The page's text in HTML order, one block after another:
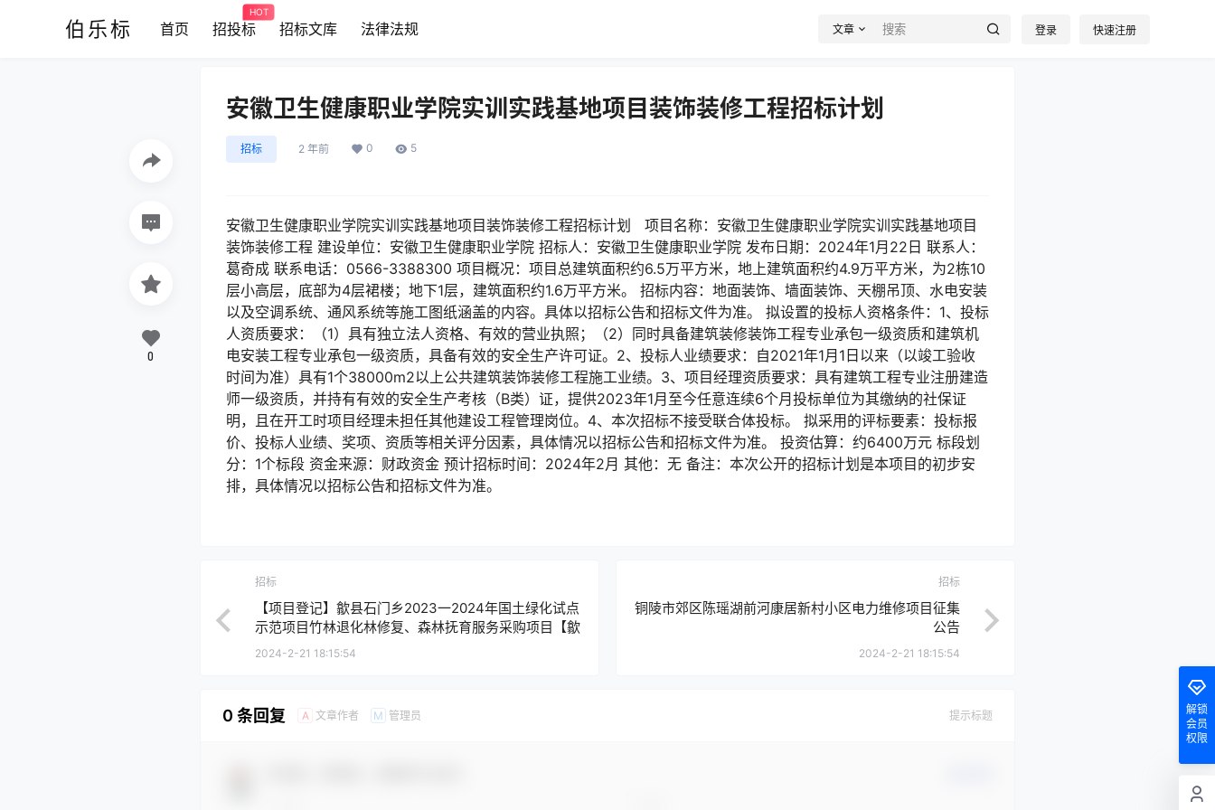
伯乐标 首页 招投标
HOT
招标文库 法律法规 文章 登录 快速注册
安徽卫生健康职业学院实训实践基地项目装饰装修工程招标计划
招标 2 年前 0 5
安徽卫生健康职业学院实训实践基地项目装饰装修工程招标计划 项目名称：安徽卫生健康职业学院实训实践基地项目
装饰装修工程 建设单位：安徽卫生健康职业学院 招标人：安徽卫生健康职业学院 发布日期：2024年1月22日 联系人：
葛奇成 联系电话：0566-3388300 项目概况：项目总建筑面积约6.5万平方米，地上建筑面积约4.9万平方米，为2栋10
层小高层，底部为4层裙楼；地下1层，建筑面积约1.6万平方米。 招标内容：地面装饰、墙面装饰、天棚吊顶、水电安装
以及空调系统、通风系统等施工图纸涵盖的内容。具体以招标公告和招标文件为准。 拟设置的投标人资格条件：1、投标
人资质要求：（1）具有独立法人资格、有效的营业执照；（2）同时具备建筑装修装饰工程专业承包一级资质和建筑机
电安装工程专业承包一级资质，具备有效的安全生产许可证。2、投标人业绩要求：自2021年1月1日以来（以竣工验收
时间为准）具有1个38000m2以上公共建筑装饰装修工程施工业绩。3、项目经理资质要求：具有建筑工程专业注册建造
师一级资质，并持有有效的安全生产考核（B类）证，提供2023年1月至今任意连续6个月投标单位为其缴纳的社保证
明，且在开工时项目经理未担任其他建设工程管理岗位。4、本次招标不接受联合体投标。 拟采用的评标要素：投标报
价、投标人业绩、奖项、资质等相关评分因素，具体情况以招标公告和招标文件为准。 投资估算：约6400万元 标段划
分：1个标段 资金来源：财政资金 预计招标时间：2024年2月 其他：无 备注：本次公开的招标计划是本项目的初步安
排，具体情况以招标公告和招标文件为准。
0
招标
【项目登记】歙县石门乡2023一2024年国土绿化试点
示范项目竹林退化林修复、森林抚育服务采购项目【歙
县】
2024-2-21 18:15:54
招标
铜陵市郊区陈瑶湖前河康居新村小区电力维修项目征集
公告
2024-2-21 18:15:54
0 条回复 A 文章作者 M 管理员 提示标题
解锁
会员
权限